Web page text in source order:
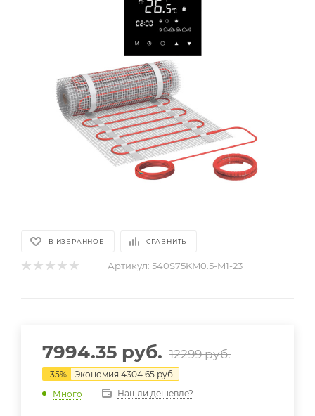
В ИЗБРАННОЕ СРАВНИТЬ
Артикул: 540S75KM0.5-M1-23
7994.35 руб. 12299руб.
-35% Экономия 4304.65 руб.
Много
Нашли дешевле?